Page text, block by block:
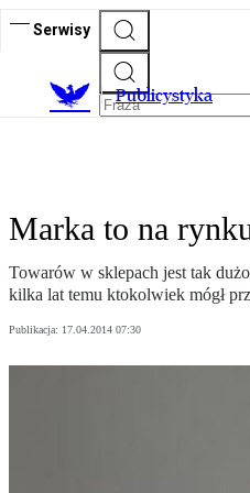
Serwisy
Publicystyka
Marka to na
Towarów w sklepach jest tak
kilka lat temu ktokolwiek mógł
Publikacja: 17.04.2014 07:30